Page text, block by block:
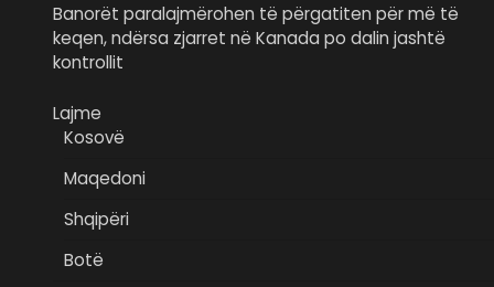
Banorët paralajmërohen të përgatiten për më të
keqen, ndërsa zjarret në Kanada po dalin jashtë
kontrollit
Lajme
Kosovë
Maqedoni
Shqipëri
Botë